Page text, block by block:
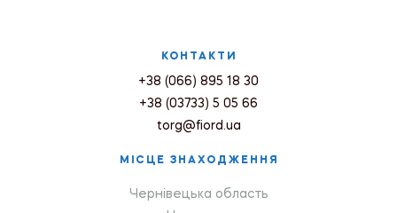
КОНТАКТИ
+38 (066) 895 18 30
+38 (03733) 5 05 66
torg@fiord.ua
МІСЦЕ ЗНАХОДЖЕННЯ
Чернівецька область